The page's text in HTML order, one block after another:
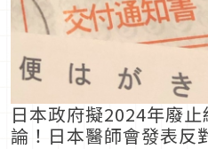
日本政府擬2024年廢
論！日本醫師會發表反